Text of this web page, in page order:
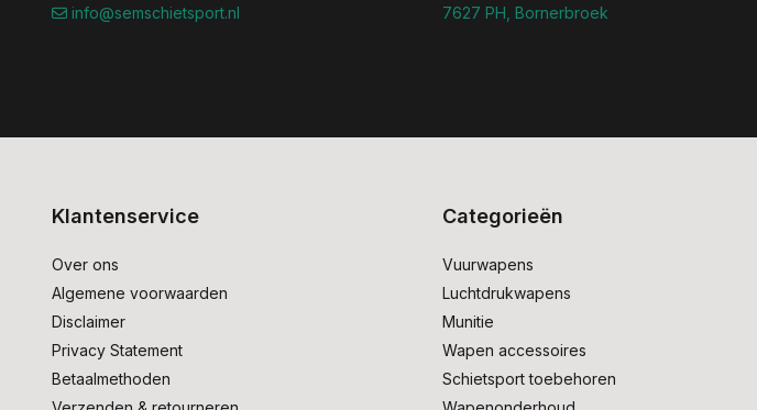
info@semschietsport.nl
7627 PH, Bornerbroek
Klantenservice
Over ons
Algemene voorwaarden
Disclaimer
Privacy Statement
Betaalmethoden
Categorieën
Vuurwapens
Luchtdrukwapens
Munitie
Wapen accessoires
Schietsport toebehoren